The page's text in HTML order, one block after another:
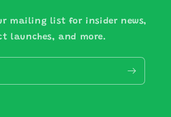
mailing list for insider news,
launches, and more.